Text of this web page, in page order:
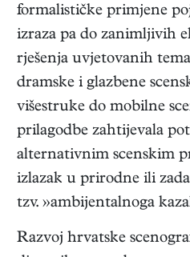
formalističke primjene
izraza pa do zanimljivih
rješenja uvjetovanih
dramske i glazbene
višestruke do mobilne
prilagodbe zahtijevala
alternativnim scenskim
izlazak u prirodne ili
tzv. »ambijentalnoga
Razvoj hrvatske